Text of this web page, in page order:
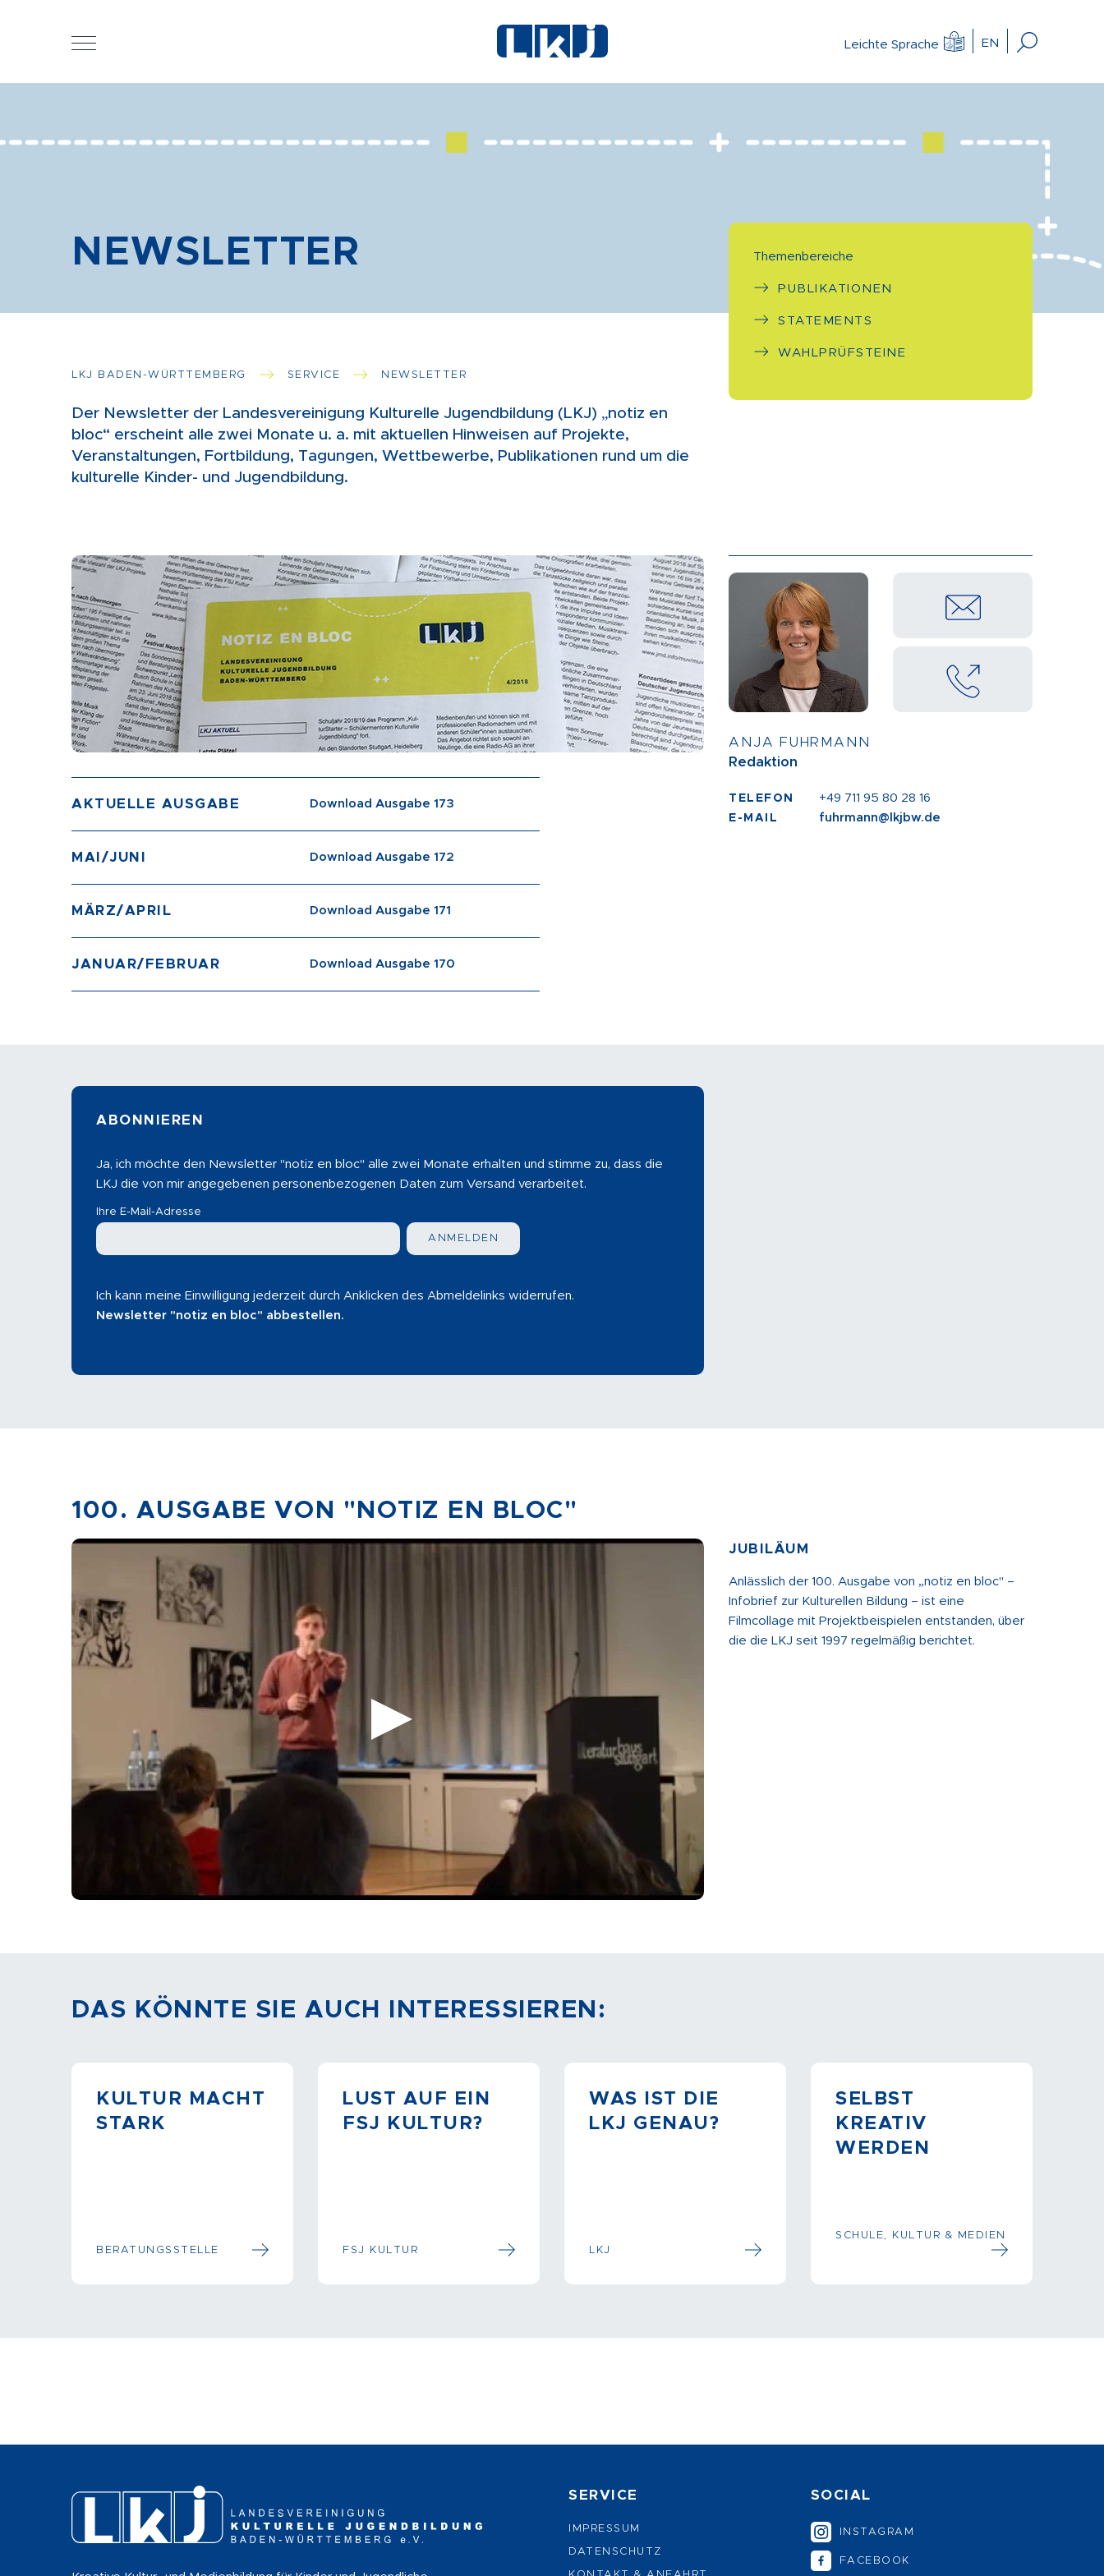
Leichte Sprache EN
NEWSLETTER
LKJ BADEN-WÜRTTEMBERG SERVICE NEWSLETTER
Der Newsletter der Landesvereinigung Kulturelle Jugendbildung (LKJ) „notiz en
bloc“ erscheint alle zwei Monate u. a. mit aktuellen Hinweisen auf Projekte,
Veranstaltungen, Fortbildung, Tagungen, Wettbewerbe, Publikationen rund um die
kulturelle Kinder- und Jugendbildung.
Themenbereiche
PUBLIKATIONEN
STATEMENTS
WAHLPRÜFSTEINE
AKTUELLE AUSGABE Download Ausgabe 173
MAI/JUNI Download Ausgabe 172
MÄRZ/APRIL Download Ausgabe 171
JANUAR/FEBRUAR Download Ausgabe 170
ANJA FUHRMANN
Redaktion
TELEFON +49 711 95 80 28 16
E-MAIL fuhrmann@lkjbw.de
ABONNIEREN
Ja, ich möchte den Newsletter "notiz en bloc" alle zwei Monate erhalten und stimme zu, dass die
LKJ die von mir angegebenen personenbezogenen Daten zum Versand verarbeitet.
Ihre E-Mail-Adresse
ANMELDEN
Ich kann meine Einwilligung jederzeit durch Anklicken des Abmeldelinks widerrufen.
Newsletter "notiz en bloc" abbestellen.
100. AUSGABE VON "NOTIZ EN BLOC"
JUBILÄUM
Anlässlich der 100. Ausgabe von „notiz en bloc" –
Infobrief zur Kulturellen Bildung – ist eine
Filmcollage mit Projektbeispielen entstanden, über
die die LKJ seit 1997 regelmäßig berichtet.
DAS KÖNNTE SIE AUCH INTERESSIEREN:
KULTUR MACHT
STARK
BERATUNGSSTELLE
LUST AUF EIN
FSJ KULTUR?
FSJ KULTUR
WAS IST DIE
LKJ GENAU?
LKJ
SELBST
KREATIV
WERDEN
SCHULE, KULTUR & MEDIEN
SERVICE
IMPRESSUM
DATENSCHUTZ
SOCIAL
INSTAGRAM
FACEBOOK